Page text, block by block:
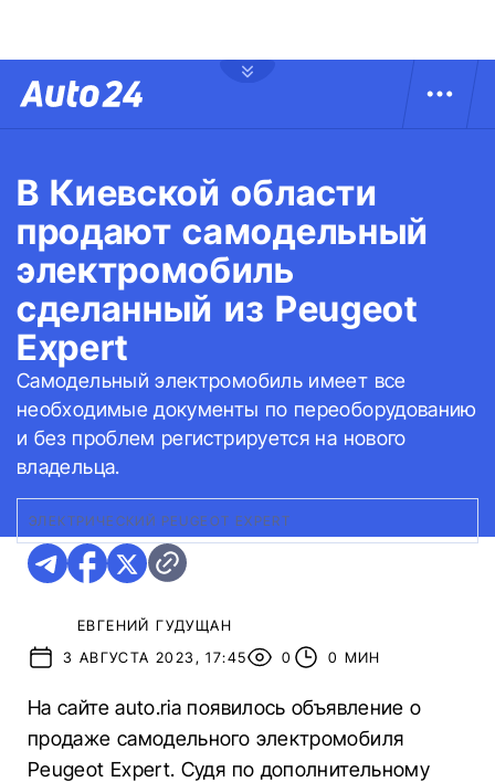
В Киевской области
продают самодельный
электромобиль
сделанный из Peugeot
Expert
Самодельный электромобиль имеет все
необходимые документы по переоборудованию
и без проблем регистрируется на нового
владельца.
ЭЛЕКТРИЧЕСКИЙ PEUGEOT EXPERT
ЕВГЕНИЙ ГУДУЩАН
3 АВГУСТА 2023, 17:45
0 0 МИН
На сайте auto.ria появилось объявление о
продаже самодельного электромобиля
Peugeot Expert. Судя по дополнительному